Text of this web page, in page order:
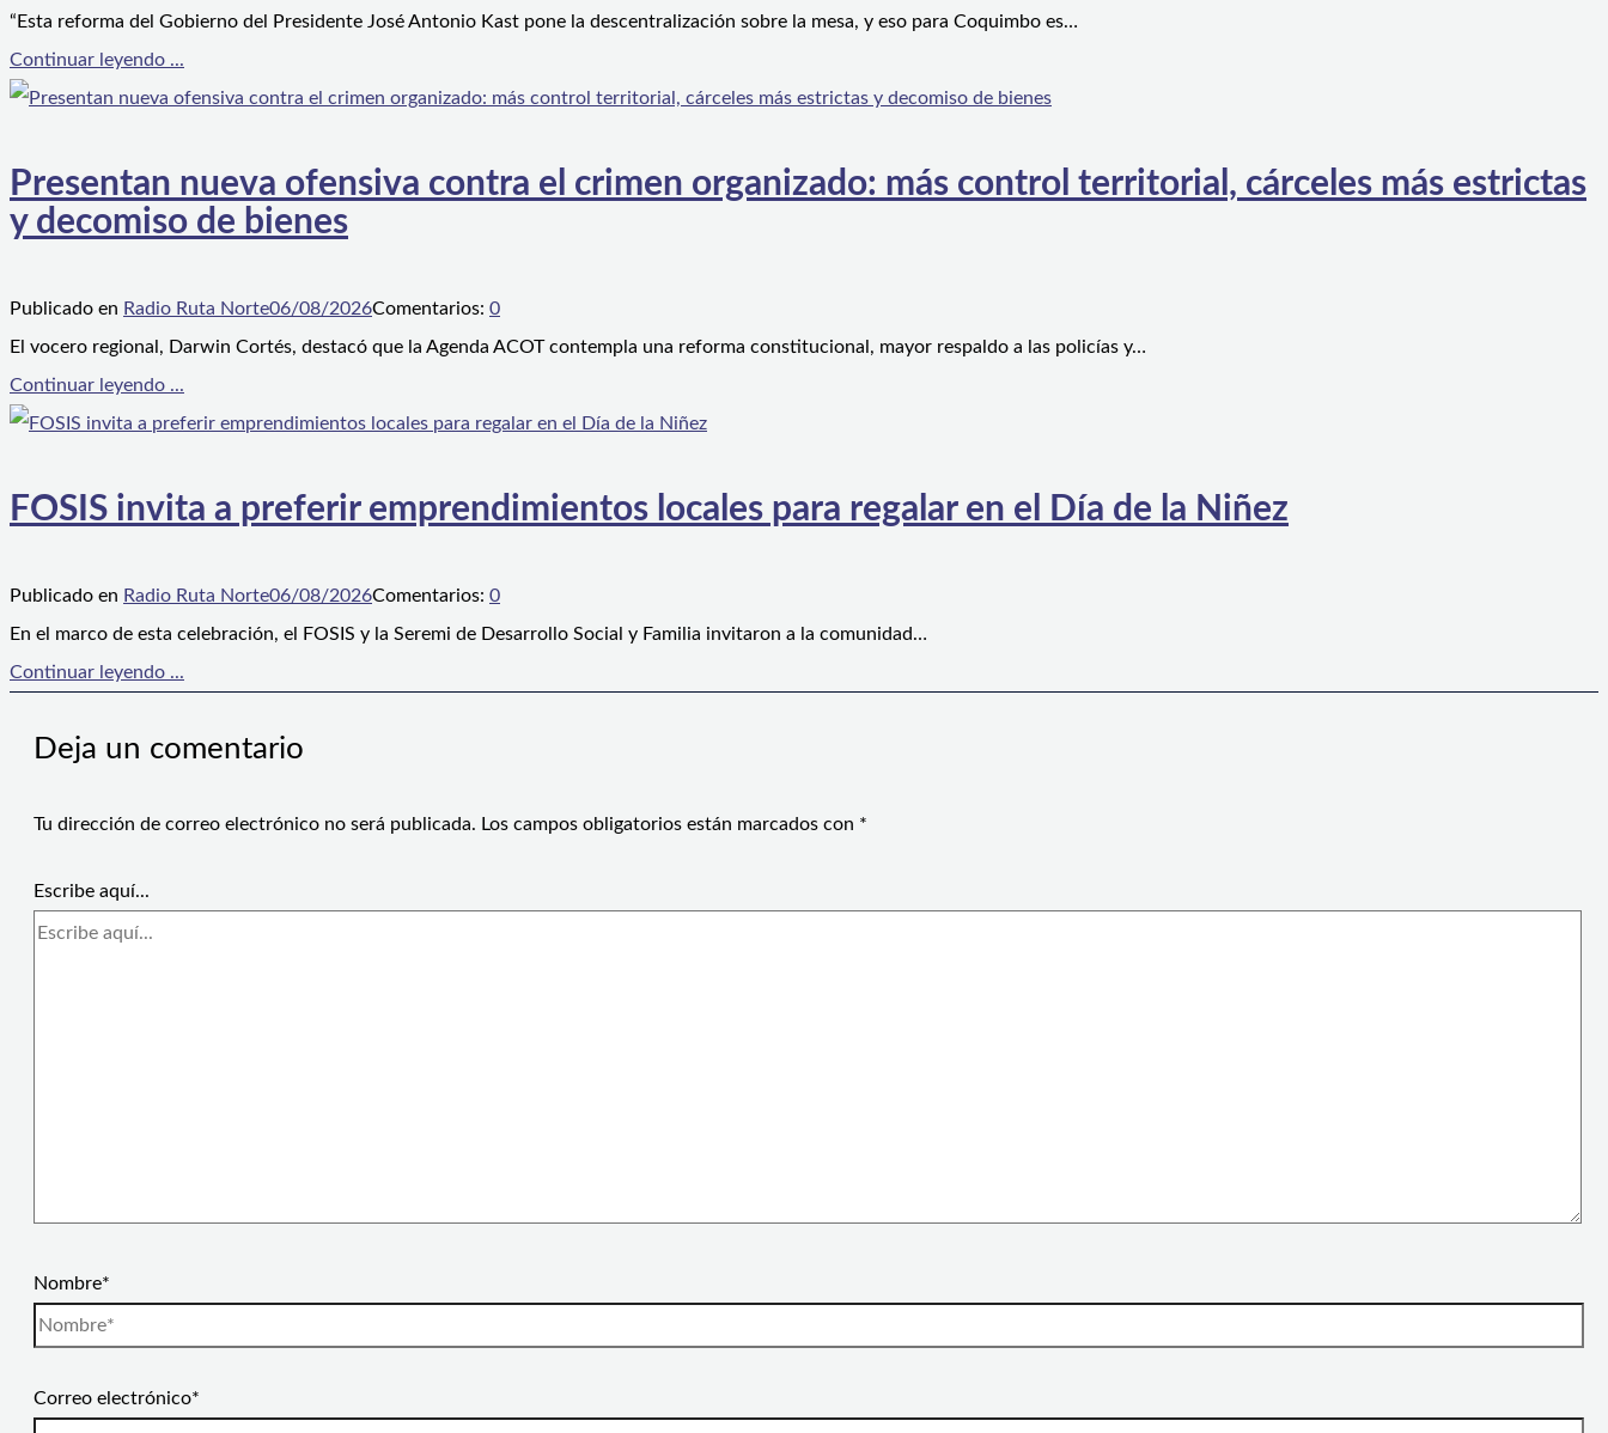
“Esta reforma del Gobierno del Presidente José Antonio Kast pone la descentralización sobre la mesa, y eso para Coquimbo es…
Continuar leyendo ...
Presentan nueva ofensiva contra el crimen organizado: más control territorial, cárceles más estrictas
y decomiso de bienes
Publicado en Radio Ruta Norte06/08/2026Comentarios: 0
El vocero regional, Darwin Cortés, destacó que la Agenda ACOT contempla una reforma constitucional, mayor respaldo a las policías y…
Continuar leyendo ...
FOSIS invita a preferir emprendimientos locales para regalar en el Día de la Niñez
Publicado en Radio Ruta Norte06/08/2026Comentarios: 0
En el marco de esta celebración, el FOSIS y la Seremi de Desarrollo Social y Familia invitaron a la comunidad…
Continuar leyendo ...
Deja un comentario
Tu dirección de correo electrónico no será publicada. Los campos obligatorios están marcados con *
Escribe aquí...
Nombre*
Correo electrónico*